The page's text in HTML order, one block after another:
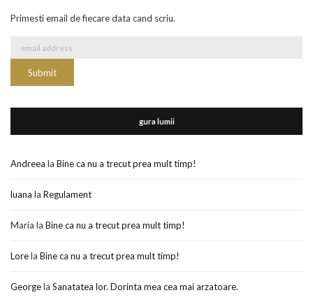
Primesti email de fiecare data cand scriu.
gura lumii
Andreea la Bine ca nu a trecut prea mult timp!
luana la Regulament
Maria la Bine ca nu a trecut prea mult timp!
Lorela Bine ca nu a trecut prea mult timp!
Georgela Sanatatea lor. Dorinta mea cea mai arzatoare.